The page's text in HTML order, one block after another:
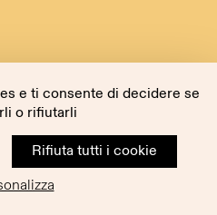
e ti consente di decidere se
o rifiutarli
Rifiuta tutti i cookie